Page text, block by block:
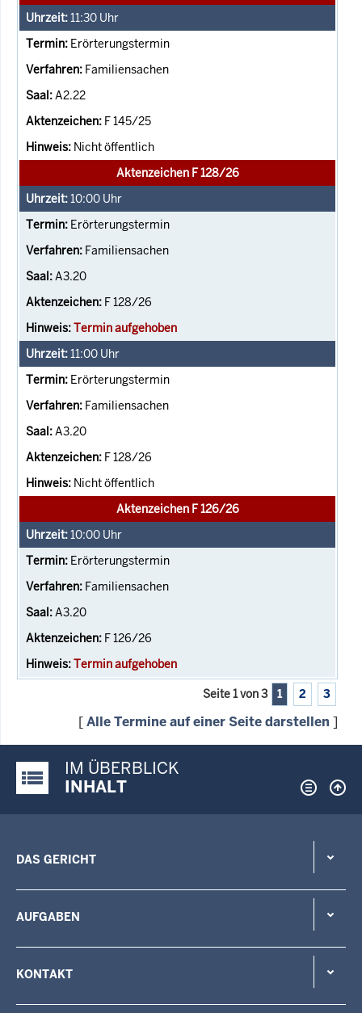
11:30 Uhr
Erörterungstermin
Familiensachen
A2.22
F 145/25
Nicht öffentlich
Aktenzeichen F 128/26
10:00 Uhr
Erörterungstermin
Familiensachen
A3.20
F 128/26
Termin aufgehoben
11:00 Uhr
Erörterungstermin
Familiensachen
A3.20
F 128/26
Nicht öffentlich
Aktenzeichen F 126/26
10:00 Uhr
Erörterungstermin
Familiensachen
A3.20
F 126/26
Termin aufgehoben
Seite 1 von 3 1 2 3
[Alle Termine auf einer Seite darstellen ]
Justiz-Portal im Überblick:
IM ÜBERBLICK
INHALT
DAS GERICHT
AUFGABEN
KONTAKT